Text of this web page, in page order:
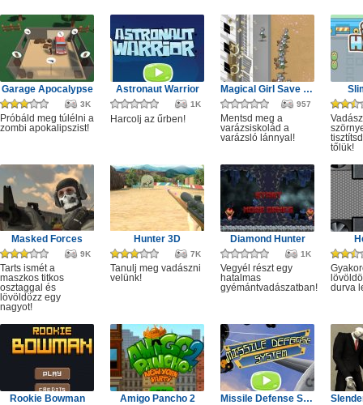
Garage Apocalypse
3K
Próbáld meg túlélni a
zombi apokalipszist!
Astronaut Warrior
1K
Harcolj az űrben!
Magical Girl Save the School
957
Mentsd meg a
varázsiskolád a
varázsló lánnyal!
tőlük!
Masked Forces
9K
Tarts ismét a
maszkos titkos
osztaggal és
lövöldözz egy
nagyot!
Hunter 3D
7K
Tanulj meg vadászni
velünk!
Diamond Hunter
1K
Vegyél részt egy
hatalmas
gyémántvadászatban!
durva
Rookie Bowman Amigo Pancho 2 Missile Defense System